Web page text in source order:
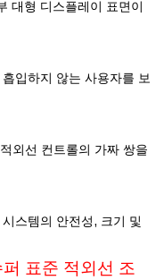
대형 디스플레이 표면이
입하지 않는 사용자를 보
외선 컨트롤의 가짜 쌍을
스템의 안전성, 크기 및
표준 적외선 조